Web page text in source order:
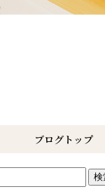
ブログトップ